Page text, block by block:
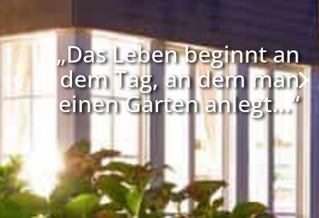
„Das Leben beginnt an
dem Tag, an dem man
einen Garten anlegt...“